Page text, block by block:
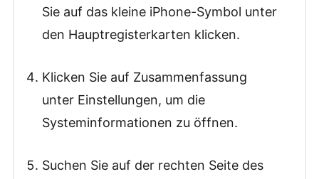
Sie auf das kleine iPhone-Symbol unter
den Hauptregisterkarten klicken.
Klicken Sie auf Zusammenfassung
unter Einstellungen, um die
Systeminformationen zu öffnen.
Suchen Sie auf der rechten Seite des